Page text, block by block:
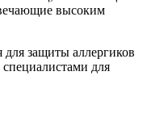
высоким
защиты аллергиков
для